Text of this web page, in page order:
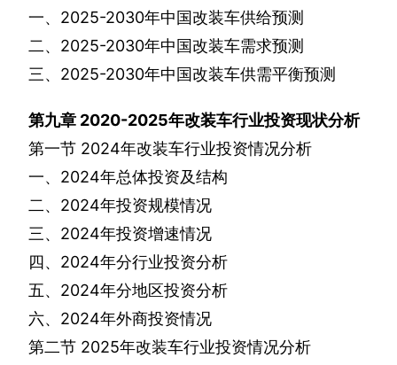
一、 2025-2030年中国改装车供给预测
二、 2025-2030年中国改装车需求预测
三、 2025-2030年中国改装车供需平衡预测
第九章 2020-2025年改装车行业投资现状分析
第一节 2024年改装车行业投资情况分析
一、 2024年总体投资及结构
二、 2024年投资规模情况
三、 2024年投资增速情况
四、 2024年分行业投资分析
五、 2024年分地区投资分析
六、 2024年外商投资情况
第二节 2025年改装车行业投资情况分析